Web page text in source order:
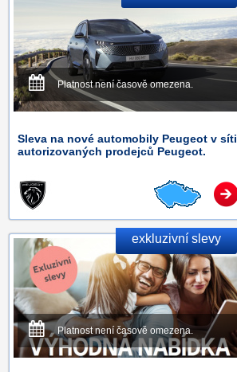
Platnost není časově omezena.
Sleva na nové automobily Peugeot v síti
autorizovaných prodejců Peugeot.
exkluzivní slevy
Platnost není časově omezena.